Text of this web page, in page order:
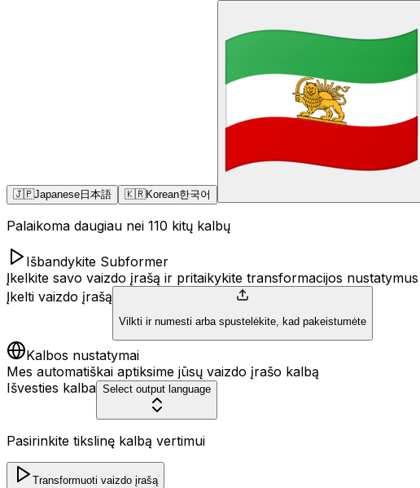
🇯🇵Japanese 日本語 🇰🇷Korean한국어
Palaikoma daugiau nei 110 kitų kalbų
Išbandykite Subformer
Įkelkite savo vaizdo įrašą ir pritaikykite transformacijos nustatymus
Įkelti vaizdo įrašą
Vilkti ir numesti arba spustelėkite, kad pakeistumėte
Kalbos nustatymai
Mes automatiškai aptiksime jūsų vaizdo įrašo kalbą
Išvesties kalba Select output language
Pasirinkite tikslinę kalbą vertimui
Transformuoti vaizdo įrašą